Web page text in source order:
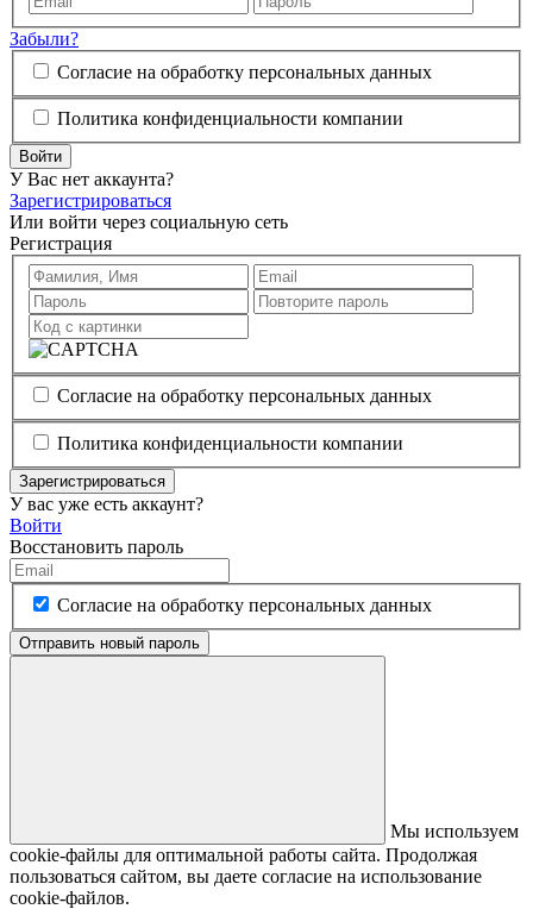
Забыли?
Согласие на обработку персональных данных
Политика конфиденциальности компании
Войти
У Вас нет аккаунта?
Зарегистрироваться
Или войти через социальную сеть
Регистрация
Согласие на обработку персональных данных
Политика конфиденциальности компании
Зарегистрироваться
У вас уже есть аккаунт?
Войти
Восстановить пароль
Согласие на обработку персональных данных
Отправить новый пароль
Мы используем
cookie-файлы для оптимальной работы сайта. Продолжая
пользоваться сайтом, вы даете согласие на использование
cookie-файлов.